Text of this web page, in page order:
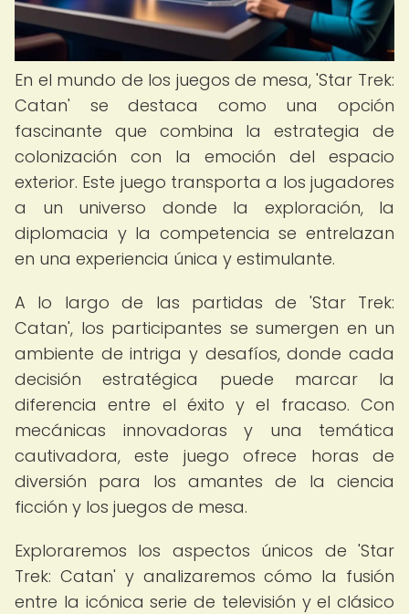
En el mundo de los juegos de mesa, 'Star Trek:
Catan' se destaca como una opción
fascinante que combina la estrategia de
colonización con la emoción del espacio
exterior. Este juego transporta a los jugadores
a un universo donde la exploración, la
diplomacia y la competencia se entrelazan
en una experiencia única y estimulante.
A lo largo de las partidas de 'Star Trek:
Catan', los participantes se sumergen en un
ambiente de intriga y desafíos, donde cada
decisión estratégica puede marcar la
diferencia entre el éxito y el fracaso. Con
mecánicas innovadoras y una temática
cautivadora, este juego ofrece horas de
diversión para los amantes de la ciencia
ficción y los juegos de mesa.
Exploraremos los aspectos únicos de 'Star
Trek: Catan' y analizaremos cómo la fusión
entre la icónica serie de televisión y el clásico